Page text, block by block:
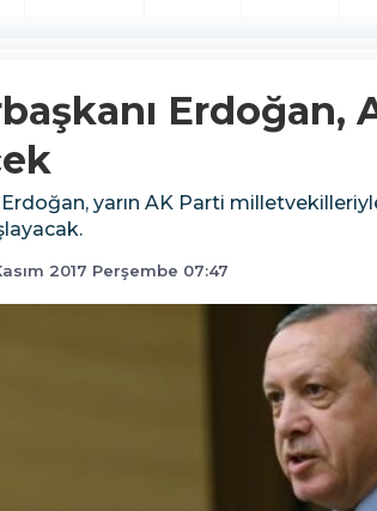
yarın AK Parti
2017 Perşembe 07:47